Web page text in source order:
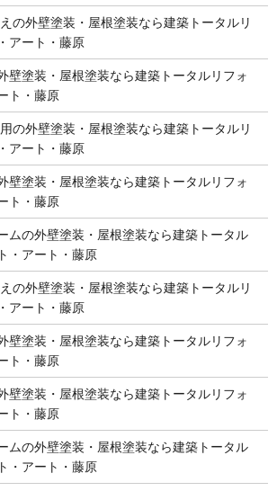
の外壁塗装・屋根塗装なら建築トータルリ
アート・藤原
壁塗装・屋根塗装なら建築トータルリフォ
ト・藤原
の外壁塗装・屋根塗装なら建築トータルリ
アート・藤原
壁塗装・屋根塗装なら建築トータルリフォ
ト・藤原
ムの外壁塗装・屋根塗装なら建築トータル
・アート・藤原
の外壁塗装・屋根塗装なら建築トータルリ
アート・藤原
壁塗装・屋根塗装なら建築トータルリフォ
ト・藤原
壁塗装・屋根塗装なら建築トータルリフォ
ト・藤原
ムの外壁塗装・屋根塗装なら建築トータル
・アート・藤原